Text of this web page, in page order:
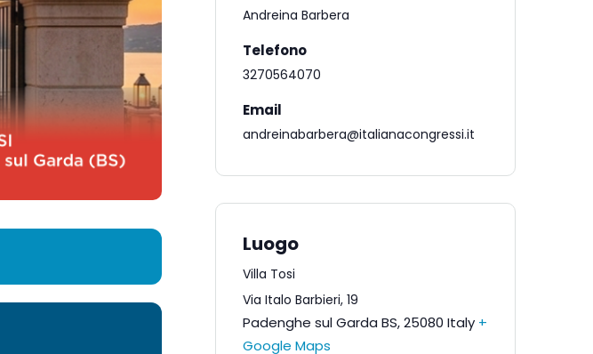
Andreina Barbera
Telefono
3270564070
Email
andreinabarbera@italianacongressi.it
Luogo
Villa Tosi
Via Italo Barbieri, 19
Padenghe sul Garda BS,25080 Italy +
Google Maps